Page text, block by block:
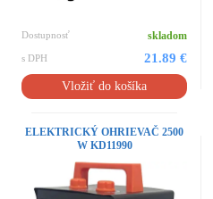
Dostupnosť skladom
s DPH 21.89 €
Vložiť do košíka
ELEKTRICKÝ OHRIEVAČ 2500
W KD11990